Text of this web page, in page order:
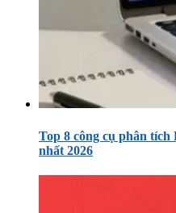
Top 8 công cụ phân tích
nhất 2026